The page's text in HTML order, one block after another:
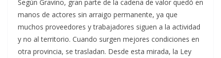
Según Gravino, gran parte de la cadena de valor quedó en
manos de actores sin arraigo permanente, ya que
muchos proveedores y trabajadores siguen a la actividad
y no al territorio. Cuando surgen mejores condiciones en
otra provincia, se trasladan. Desde esta mirada, la Ley